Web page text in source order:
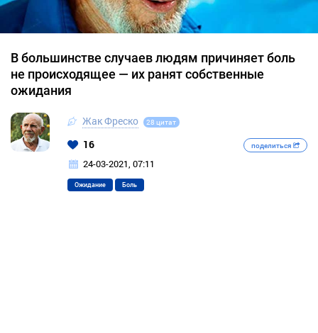
В большинстве случаев людям причиняет боль
не происходящее — их ранят собственные
ожидания
Жак Фреско 28 цитат
16 поделиться
24-03-2021, 07:11
Ожидание Боль